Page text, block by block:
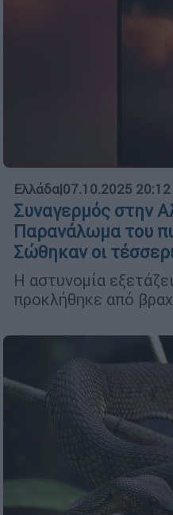
Ελλάδα|07.10.2025 20:12
Συναγερμός στην
Παρανάλωμα του
Σώθηκαν οι
Η αστυνομία
προκλήθηκε από